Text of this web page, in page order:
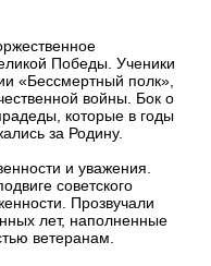
Победы. Ученики
«Бессмертный полк»,
войны. Бок о
которые в годы
за Родину.
и уважения.
советского
Прозвучали
лет, наполненные
ветеранам.